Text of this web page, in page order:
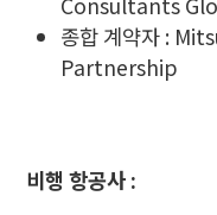
종합 계약자 :
Partnership
비행 항공사 :